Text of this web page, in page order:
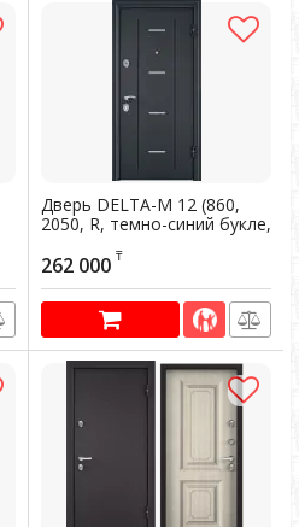
Дверь DELTA-M 12 (860,
2050, R, темно-синий букле,
DL-1, ПВХ Слоновая кость,
DML-04, хром, НАКЛ)
Артикул: 200226
262 000 ₸